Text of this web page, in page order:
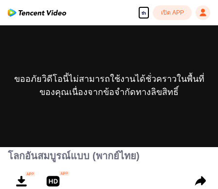
th เปิด APP
ขออภัยวิดีโอนี้ไม่สามารถใช้งานได้ชั่วคราวในพื้นที่
ของคุณเนื่องจากข้อจำกัดทางลิขสิทธิ์
โลกอันสมบูรณ์แบบ (พากย์ไทย)